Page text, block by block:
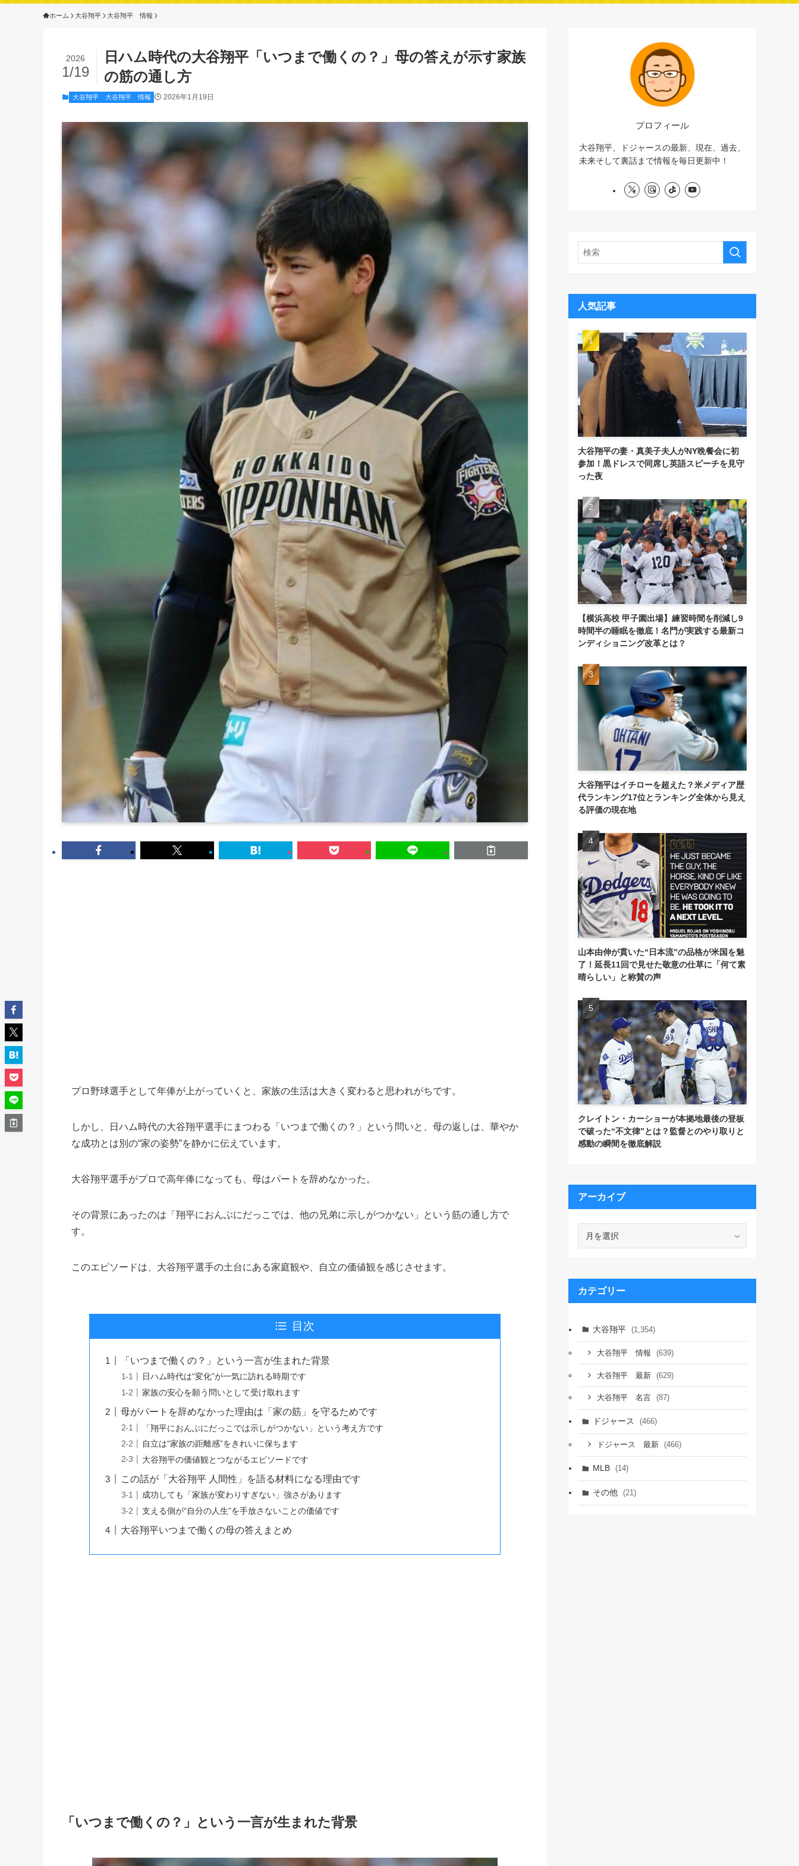
ホーム 大谷翔平 大谷翔平 情報
日ハム時代の大谷翔平「いつまで働くの？」母の答えが示す家族
の筋の通し方
2026
1/19
大谷翔平 大谷翔平 情報 2026年1月19日
プロ野球選手として年俸が上がっていくと、家族の生活は大きく変わると思われがちです。
しかし、日ハム時代の大谷翔平選手にまつわる「いつまで働くの？」という問いと、母の返しは、華やか
な成功とは別の“家の姿勢”を静かに伝えています。
大谷翔平選手がプロで高年俸になっても、母はパートを辞めなかった。
その背景にあったのは「翔平におんぶにだっこでは、他の兄弟に示しがつかない」という筋の通し方で
す。
このエピソードは、大谷翔平選手の土台にある家庭観や、自立の価値観を感じさせます。
目次
「いつまで働くの？」という一言が生まれた背景
日ハム時代は“変化”が一気に訪れる時期です
家族の安心を願う問いとして受け取れます
母がパートを辞めなかった理由は「家の筋」を守るためです
「翔平におんぶにだっこでは示しがつかない」という考え方です
自立は“家族の距離感”をきれいに保ちます
大谷翔平の価値観とつながるエピソードです
この話が「大谷翔平 人間性」を語る材料になる理由です
成功しても「家族が変わりすぎない」強さがあります
支える側が“自分の人生”を手放さないことの価値です
大谷翔平いつまで働くの母の答えまとめ
「いつまで働くの？」という一言が生まれた背景
プロフィール
大谷翔平、ドジャースの最新、現在、過去、
未来そして裏話まで情報を毎日更新中！
人気記事
大谷翔平の妻・真美子夫人がNY晩餐会に初
参加！黒ドレスで同席し英語スピーチを見守
った夜
【横浜高校 甲子園出場】練習時間を削減し9
時間半の睡眠を徹底！名門が実践する最新コ
ンディショニング改革とは？
大谷翔平はイチローを超えた？米メディア歴
代ランキング17位とランキング全体から見え
る評価の現在地
山本由伸が貫いた“日本流”の品格が米国を魅
了！延長11回で見せた敬意の仕草に「何て素
晴らしい」と称賛の声
クレイトン・カーショーが本拠地最後の登板
で破った“不文律”とは？監督とのやり取りと
感動の瞬間を徹底解説
アーカイブ
ブ
カテゴリー
大谷翔平 (1,354)
大谷翔平 情報 (639)
大谷翔平 最新 (629)
大谷翔平 名言 (87)
ドジャース (466)
ドジャース 最新 (466)
MLB (14)
その他 (21)